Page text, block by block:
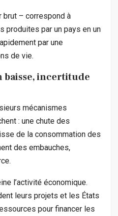
brut – correspond à
produites par un pays en un
par une
de vie.
baisse, incertitude
mécanismes
: une chute des
de la consommation des
des embauches,
l’activité économique.
leurs projets et les États
pour financer les